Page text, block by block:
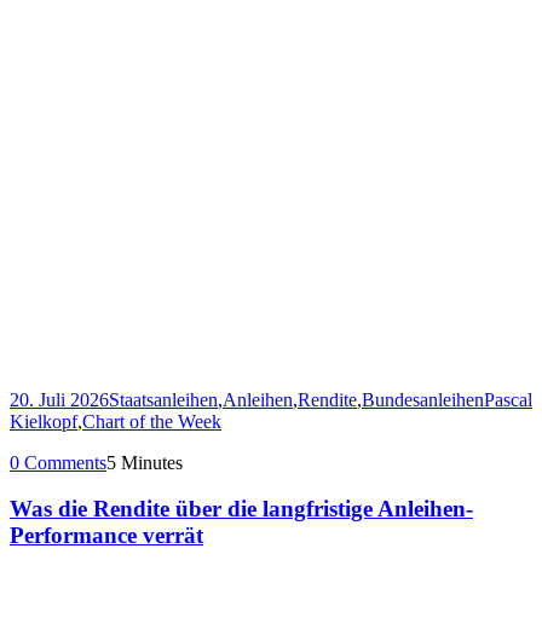
20. Juli 2026Staatsanleihen,Anleihen,Rendite,BundesanleihenPascal
Kielkopf,Chart of the Week
0 Comments5 Minutes
Was die Rendite über die langfristige Anleihen-
Performance verrät